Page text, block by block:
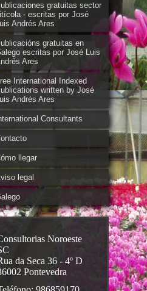
gratuitas sector
- escritas por José
Andrés Ares
gratuitas en
escritas por José Luis
Ares
International Indexed
written by José
Andrés Ares
Consultants
llegar
legal
Noroeste
da Seca 36 - 4º D
Pontevedra